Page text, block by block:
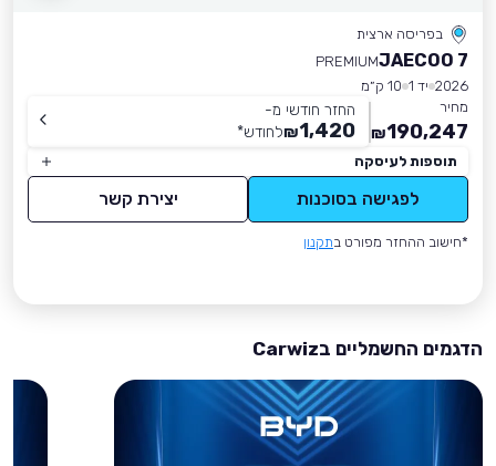
בפריסה ארצית
JAECOO 7
PREMIUM
2026 יד 1
10 ק״מ
מחיר
190,247
₪
החזר חודשי מ-
1,420
₪לחודש*
תוספות לעיסקה
לפגישה בסוכנות יצירת קשר
*חישוב ההחזר מפורט בתקנון
הדגמים החשמליים בCarwiz